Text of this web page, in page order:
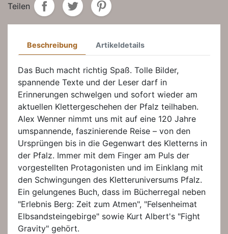
Teilen
Beschreibung Artikeldetails
Das Buch macht richtig Spaß. Tolle Bilder,
spannende Texte und der Leser darf in
Erinnerungen schwelgen und sofort wieder am
aktuellen Klettergeschehen der Pfalz teilhaben.
Alex Wenner nimmt uns mit auf eine 120 Jahre
umspannende, faszinierende Reise – von den
Ursprüngen bis in die Gegenwart des Kletterns in
der Pfalz. Immer mit dem Finger am Puls der
vorgestellten Protagonisten und im Einklang mit
den Schwingungen des Kletteruniversums Pfalz.
Ein gelungenes Buch, dass im Bücherregal neben
"Erlebnis Berg: Zeit zum Atmen", "Felsenheimat
Elbsandsteingebirge" sowie Kurt Albert's "Fight
Gravity" gehört.